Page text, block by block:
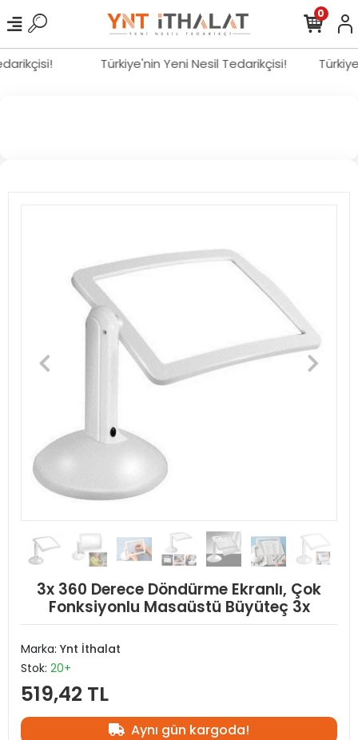
Türkiye'nin Yeni Nesil Tedarikçisi!
0
3x 360 Derece Döndürme Ekranlı, Çok
Fonksiyonlu Masaüstü Büyüteç 3x
Marka: Ynt İthalat
Stok: 20+
519,42 TL
Aynı gün kargoda!